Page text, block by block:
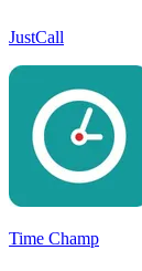
JustCall
Time Champ